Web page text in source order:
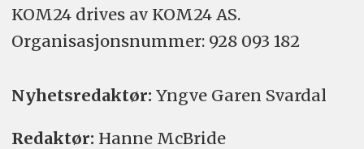
KOM24 drives av KOM24 AS.
Organisasjons­nummer: 928 093 182
Nyhetsredaktør: Yngve Garen Svardal
Redaktør: Hanne McBride